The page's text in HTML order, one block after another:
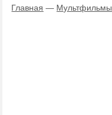
Главная — Мультфильмы